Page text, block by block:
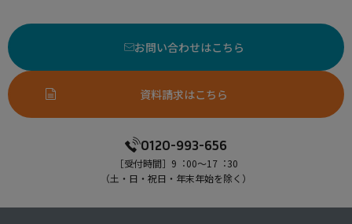
お問い合わせはこちら
資料請求はこちら
0120-993-656
［受付時間］9︓00〜17︓30
（⼟・⽇・祝⽇・年末年始を除く）